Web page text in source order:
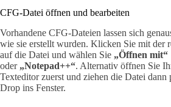
CFG-Datei öffnen und bearbeiten
Vorhandene CFG-Dateien lassen sich
wie sie erstellt wurden. Klicken Sie mit der
auf die Datei und wählen Sie „Öffnen mit“
oder „Notepad++“. Alternativ öffnen Sie
Texteditor zuerst und ziehen die Datei dann
Drop ins Fenster.